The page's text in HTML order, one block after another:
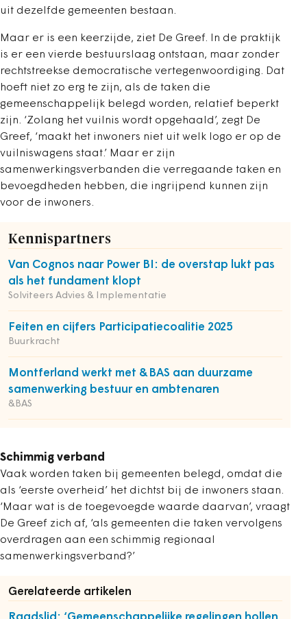
uit dezelfde gemeenten bestaan.
Maar er is een keerzijde, ziet De Greef. In de praktijk
is er een vierde bestuurslaag ontstaan, maar zonder
rechtstreekse democratische vertegenwoordiging. Dat
hoeft niet zo erg te zijn, als de taken die
gemeenschappelijk belegd worden, relatief beperkt
zijn. ‘Zolang het vuilnis wordt opgehaald’, zegt De
Greef, ‘maakt het inwoners niet uit welk logo er op de
vuilniswagens staat.’ Maar er zijn
samenwerkingsverbanden die verregaande taken en
bevoegdheden hebben, die ingrijpend kunnen zijn
voor de inwoners.
Kennispartners
Van Cognos naar Power BI: de overstap lukt pas
als het fundament klopt
Solviteers Advies & Implementatie
Feiten en cijfers Participatiecoalitie 2025
Buurkracht
Montferland werkt met &BAS aan duurzame
samenwerking bestuur en ambtenaren
&BAS
Schimmig verband
Vaak worden taken bij gemeenten belegd, omdat die
als ‘eerste overheid’ het dichtst bij de inwoners staan.
‘Maar wat is de toegevoegde waarde daarvan’, vraagt
De Greef zich af, ‘als gemeenten die taken vervolgens
overdragen aan een schimmig regionaal
samenwerkingsverband?’
Gerelateerde artikelen